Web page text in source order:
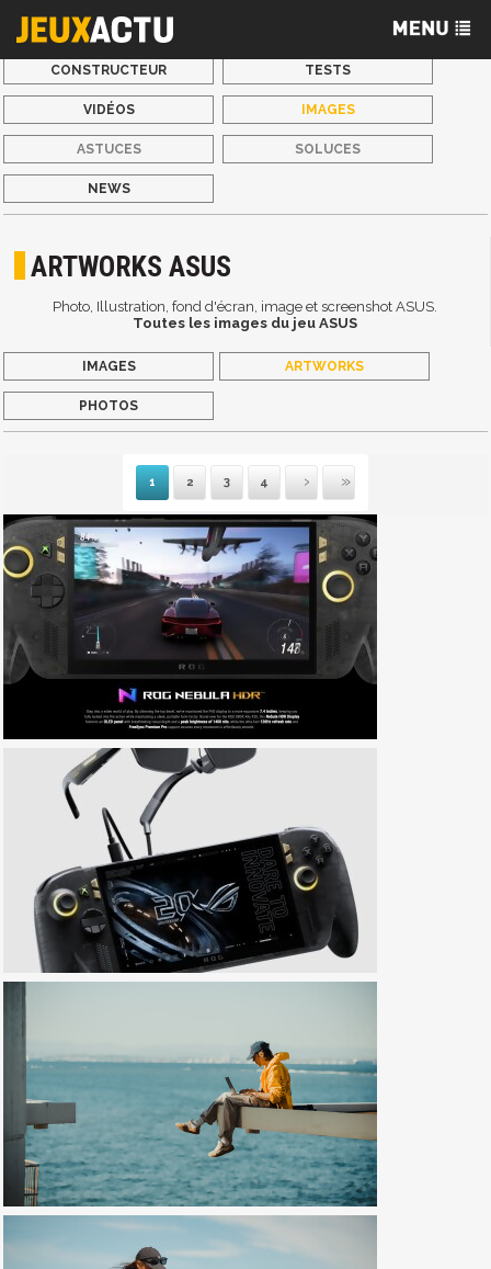
CONSTRUCTEUR TESTS
VIDÉOS IMAGES
ASTUCES SOLUCES
NEWS
ARTWORKS ASUS
Photo, Illustration, fond d'écran, image et screenshot ASUS.
Toutes les images du jeu ASUS
IMAGES ARTWORKS
PHOTOS
1 2 3 4
Suivante
Dernière